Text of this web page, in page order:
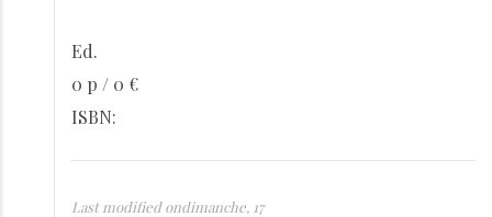
Ed.
0 p / 0 €
ISBN:
Last modified ondimanche, 17